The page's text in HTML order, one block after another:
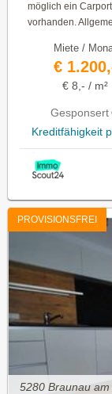
möglich ein
vorhanden.
Miete /
€
€ 8,- / m²
Gesponsert
Kreditfähigkeit
PROVISIONSFREI
5280 Braunau am